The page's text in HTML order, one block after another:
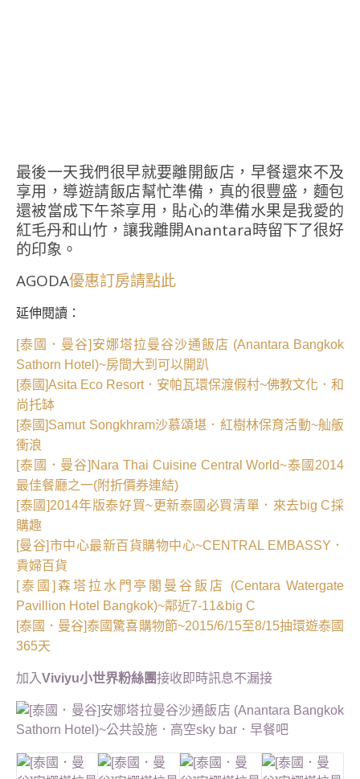
最後一天我們很早就要離開飯店，早餐還來不及
享用，導遊請飯店幫忙準備，真的很豐盛，麵包
還被當成下午茶享用，貼心的準備水果是我愛的
紅毛丹和山竹，讓我離開Anantara時留下了很好
的印象。
AGODA優惠訂房請點此
延伸閱讀：
[泰國．曼谷]安娜塔拉曼谷沙通飯店 (Anantara Bangkok
Sathorn Hotel)~房間大到可以開趴
[泰國]Asita Eco Resort．安帕瓦環保渡假村~佛教文化．和
尚托缽
[泰國]Samut Songkhram沙慕頌堪．紅樹林保育活動~舢舨
衝浪
[泰國．曼谷]Nara Thai Cuisine Central World~泰國2014
最佳餐廳之一(附折價券連結)
[泰國]2014年版泰好買~更新泰國必買清單．來去big C採
購趣
[曼谷]市中心最新百貨購物中心~CENTRAL EMBASSY．
貴婦百貨
[泰國]森塔拉水門亭閣曼谷飯店 (Centara Watergate
Pavillion Hotel Bangkok)~鄰近7-11&big C
[泰國．曼谷]泰國驚喜購物節~2015/6/15至8/15抽環遊泰國
365天
加入Viviyu小世界粉絲團接收即時訊息不漏接